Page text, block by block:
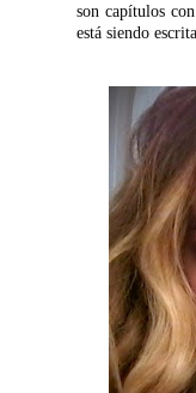
son capítulos
está siendo